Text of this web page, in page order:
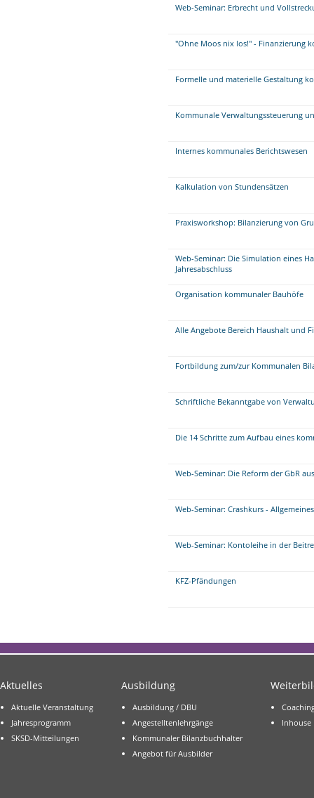
Web-Seminar: Erbrecht und
"Ohne Moos nix los!" - Finanzierung
Formelle und materielle Gestaltung
Kommunale Verwaltungssteuerung
Internes kommunales Berichtswesen
Kalkulation von Stundensätzen
Praxisworkshop: Bilanzierung von
Web-Seminar: Die Simulation eines
Jahresabschluss
Organisation kommunaler Bauhöfe
Alle Angebote Bereich Haushalt und
Fortbildung zum/zur Kommunalen
Schriftliche Bekanntgabe von
Die 14 Schritte zum Aufbau eines
Web-Seminar: Die Reform der GbR
Web-Seminar: Crashkurs -
Web-Seminar: Kontoleihe in der
KFZ-Pfändungen
Aktuelles
Aktuelle Veranstaltung
Jahresprogramm
SKSD-Mitteilungen
Ausbildung
Ausbildung / DBU
Angestelltenlehrgänge
Kommunaler Bilanzbuchhalter
Angebot für Ausbilder
Inhouse